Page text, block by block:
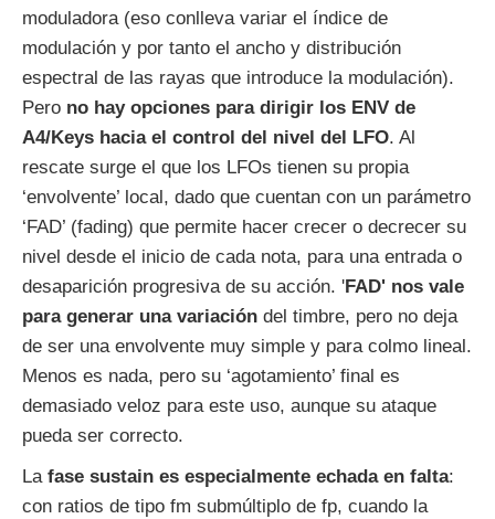
moduladora (eso conlleva variar el índice de
modulación y por tanto el ancho y distribución
espectral de las rayas que introduce la modulación).
Pero no hay opciones para dirigir los ENV de
A4/Keys hacia el control del nivel del LFO. Al
rescate surge el que los LFOs tienen su propia
‘envolvente’ local, dado que cuentan con un parámetro
‘FAD’ (fading) que permite hacer crecer o decrecer su
nivel desde el inicio de cada nota, para una entrada o
desaparición progresiva de su acción. 'FAD' nos vale
para generar una variación del timbre, pero no deja
de ser una envolvente muy simple y para colmo lineal.
Menos es nada, pero su ‘agotamiento’ final es
demasiado veloz para este uso, aunque su ataque
pueda ser correcto.
La fase sustain es especialmente echada en falta:
con ratios de tipo fm submúltiplo de fp, cuando la